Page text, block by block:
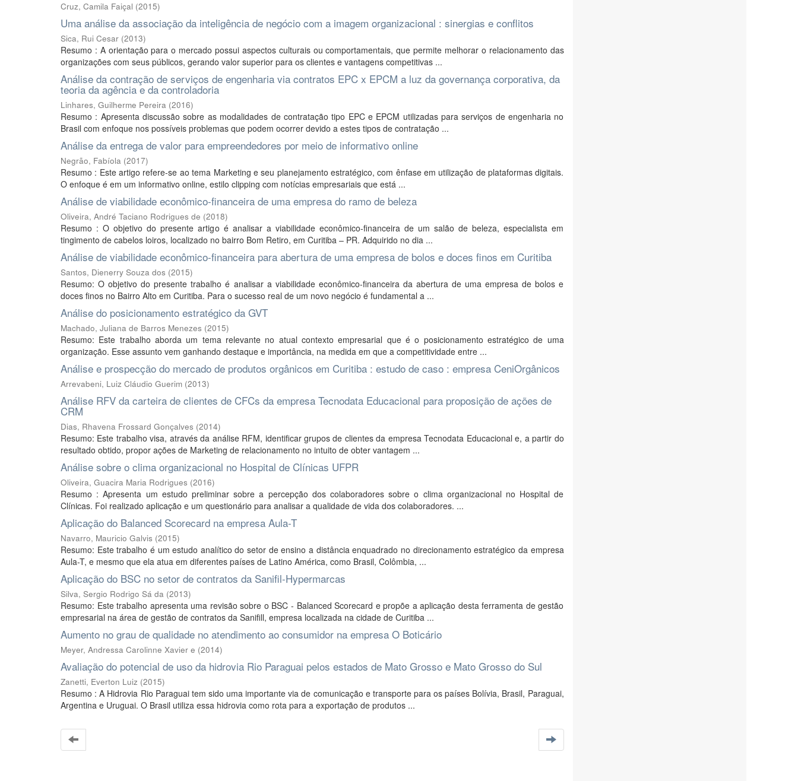
Cruz, Camila Faiçal (2015)
Uma análise da associação da inteligência de negócio com a imagem organizacional : sinergias e conflitos
Sica, Rui Cesar (2013)
Resumo : A orientação para o mercado possui aspectos culturais ou comportamentais, que permite melhorar o relacionamento das
organizações com seus públicos, gerando valor superior para os clientes e vantagens competitivas ...
Análise da contração de serviços de engenharia via contratos EPC x EPCM a luz da governança corporativa, da
teoria da agência e da controladoria
Linhares, Guilherme Pereira (2016)
Resumo : Apresenta discussão sobre as modalidades de contratação tipo EPC e EPCM utilizadas para serviços de engenharia no
Brasil com enfoque nos possíveis problemas que podem ocorrer devido a estes tipos de contratação ...
Análise da entrega de valor para empreendedores por meio de informativo online
Negrão, Fabíola (2017)
Resumo : Este artigo refere-se ao tema Marketing e seu planejamento estratégico, com ênfase em utilização de plataformas digitais.
O enfoque é em um informativo online, estilo clipping com notícias empresariais que está ...
Análise de viabilidade econômico-financeira de uma empresa do ramo de beleza
Oliveira, André Taciano Rodrigues de (2018)
Resumo : O objetivo do presente artigo é analisar a viabilidade econômico-financeira de um salão de beleza, especialista em
tingimento de cabelos loiros, localizado no bairro Bom Retiro, em Curitiba – PR. Adquirido no dia ...
Análise de viabilidade econômico-financeira para abertura de uma empresa de bolos e doces finos em Curitiba
Santos, Dienerry Souza dos (2015)
Resumo: O objetivo do presente trabalho é analisar a viabilidade econômico-financeira da abertura de uma empresa de bolos e
doces finos no Bairro Alto em Curitiba. Para o sucesso real de um novo negócio é fundamental a ...
Análise do posicionamento estratégico da GVT
Machado, Juliana de Barros Menezes (2015)
Resumo: Este trabalho aborda um tema relevante no atual contexto empresarial que é o posicionamento estratégico de uma
organização. Esse assunto vem ganhando destaque e importância, na medida em que a competitividade entre ...
Análise e prospecção do mercado de produtos orgânicos em Curitiba : estudo de caso : empresa CeniOrgânicos
Arrevabeni, Luiz Cláudio Guerim (2013)
Análise RFV da carteira de clientes de CFCs da empresa Tecnodata Educacional para proposição de ações de
CRM
Dias, Rhavena Frossard Gonçalves (2014)
Resumo: Este trabalho visa, através da análise RFM, identificar grupos de clientes da empresa Tecnodata Educacional e, a partir do
resultado obtido, propor ações de Marketing de relacionamento no intuito de obter vantagem ...
Análise sobre o clima organizacional no Hospital de Clínicas UFPR
Oliveira, Guacira Maria Rodrigues (2016)
Resumo : Apresenta um estudo preliminar sobre a percepção dos colaboradores sobre o clima organizacional no Hospital de
Clínicas. Foi realizado aplicação e um questionário para analisar a qualidade de vida dos colaboradores. ...
Aplicação do Balanced Scorecard na empresa Aula-T
Navarro, Mauricio Galvis (2015)
Resumo: Este trabalho é um estudo analítico do setor de ensino a distância enquadrado no direcionamento estratégico da empresa
Aula-T, e mesmo que ela atua em diferentes países de Latino América, como Brasil, Colômbia, ...
Aplicação do BSC no setor de contratos da Sanifil-Hypermarcas
Silva, Sergio Rodrigo Sá da (2013)
Resumo: Este trabalho apresenta uma revisão sobre o BSC - Balanced Scorecard e propõe a aplicação desta ferramenta de gestão
empresarial na área de gestão de contratos da Sanifill, empresa localizada na cidade de Curitiba ...
Aumento no grau de qualidade no atendimento ao consumidor na empresa O Boticário
Meyer, Andressa Carolinne Xavier e (2014)
Avaliação do potencial de uso da hidrovia Rio Paraguai pelos estados de Mato Grosso e Mato Grosso do Sul
Zanetti, Everton Luiz (2015)
Resumo : A Hidrovia Rio Paraguai tem sido uma importante via de comunicação e transporte para os países Bolívia, Brasil, Paraguai,
Argentina e Uruguai. O Brasil utiliza essa hidrovia como rota para a exportação de produtos ...